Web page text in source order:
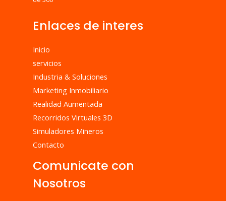
Enlaces de interes
Inicio
servicios
Industria & Soluciones
Marketing Inmobiliario
Realidad Aumentada
Recorridos Virtuales 3D
Simuladores Mineros
Contacto
Comunicate con
Nosotros